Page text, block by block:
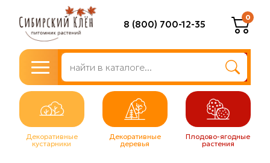
8 (800) 700-12-35
0
Декоративные
кустарники
Декоративные
деревья
Плодово-ягодные
растения